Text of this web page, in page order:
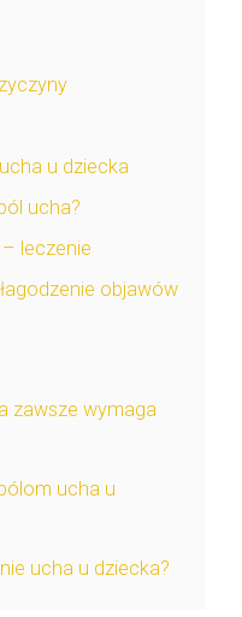
u dziecka
ucha?
leczenie
objawów
zawsze wymaga
ucha u
ucha u dziecka?